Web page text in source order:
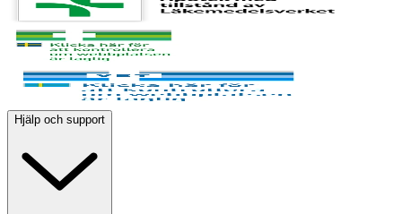
Hjälp och support